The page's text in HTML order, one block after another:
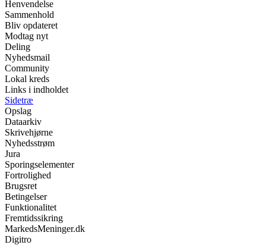
Henvendelse
Sammenhold
Bliv opdateret
Modtag nyt
Deling
Nyhedsmail
Community
Lokal kreds
Links i indholdet
Sidetræ
Opslag
Dataarkiv
Skrivehjørne
Nyhedsstrøm
Jura
Sporingselementer
Fortrolighed
Brugsret
Betingelser
Funktionalitet
Fremtidssikring
MarkedsMeninger.dk
Digitro